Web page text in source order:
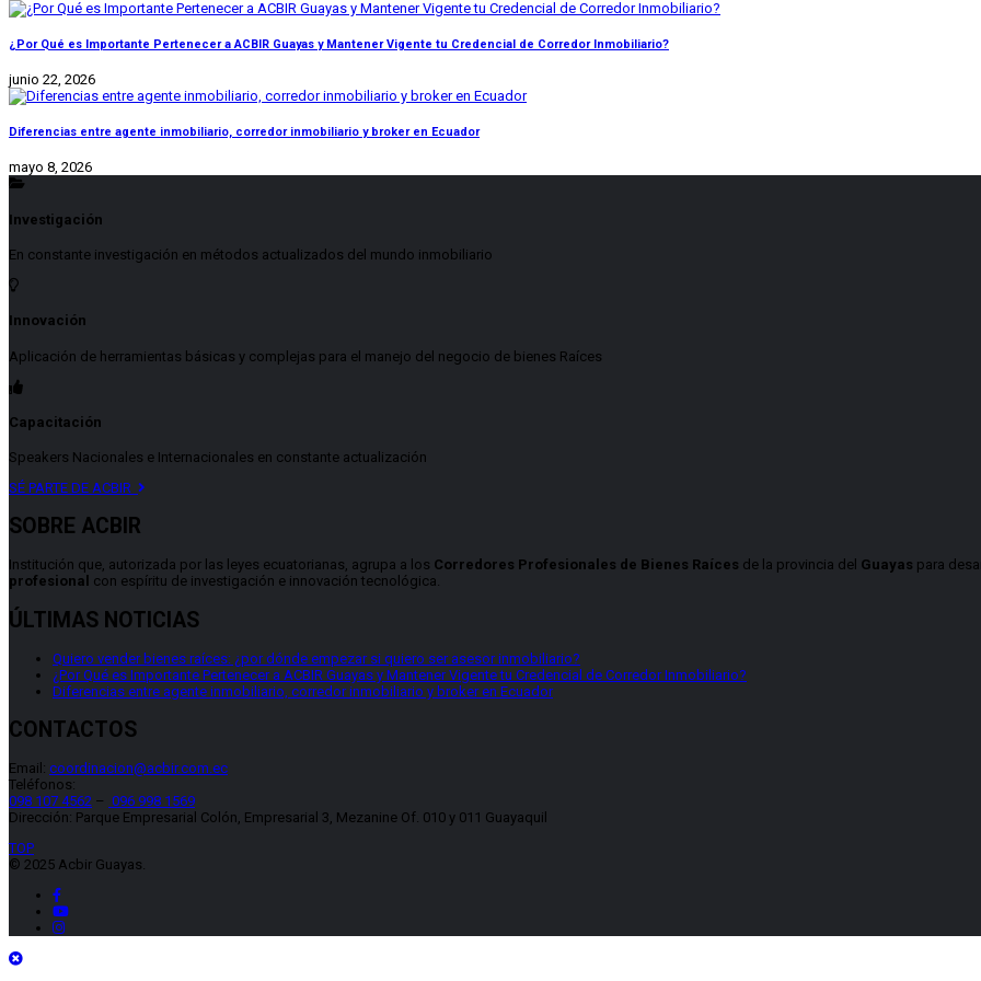
¿Por Qué es Importante Pertenecer a ACBIR Guayas y Mantener Vigente tu Credencial de Corredor Inmobiliario?
junio 22, 2026
Diferencias entre agente inmobiliario, corredor inmobiliario y broker en Ecuador
mayo 8, 2026
Investigación
En constante investigación en métodos actualizados del mundo inmobiliario
Innovación
Aplicación de herramientas básicas y complejas para el manejo del negocio de bienes Raíces
Capacitación
Speakers Nacionales e Internacionales en constante actualización
SÉ PARTE DE ACBIR
SOBRE ACBIR
Institución que, autorizada por las leyes ecuatorianas, agrupa a los Corredores Profesionales de Bienes Raíces de la provincia del Guayas para
profesional con espíritu de investigación e innovación tecnológica.
ÚLTIMAS NOTICIAS
Quiero vender bienes raíces: ¿por dónde empezar si quiero ser asesor inmobiliario?
¿Por Qué es Importante Pertenecer a ACBIR Guayas y Mantener Vigente tu Credencial de Corredor Inmobiliario?
Diferencias entre agente inmobiliario, corredor inmobiliario y broker en Ecuador
CONTACTOS
Email: coordinacion@acbir.com.ec
Teléfonos:
098 107 4562 – 096 998 1569
Dirección: Parque Empresarial Colón, Empresarial 3, Mezanine Of. 010 y 011 Guayaquil
TOP
© 2025 Acbir Guayas.